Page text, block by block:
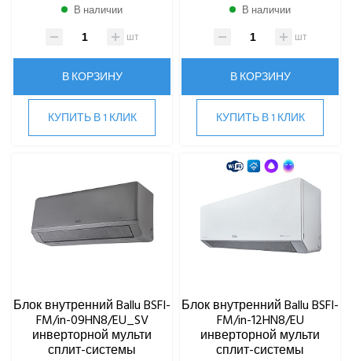
В наличии
шт
В КОРЗИНУ
КУПИТЬ В 1 КЛИК
В наличии
шт
В КОРЗИНУ
КУПИТЬ В 1 КЛИК
Блок внутренний Ballu BSFI-
FM/in-09HN8/EU_SV
инверторной мульти
сплит-системы
Блок внутренний Ballu BSFI-
FM/in-12HN8/EU
инверторной мульти
сплит-системы